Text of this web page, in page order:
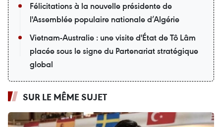
Félicitations à la nouvelle présidente de
l'Assemblée populaire nationale d’Algérie
Vietnam-Australie : une visite d'État de Tô Lâm
placée sous le signe du Partenariat stratégique
global
SUR LE MÊME SUJET